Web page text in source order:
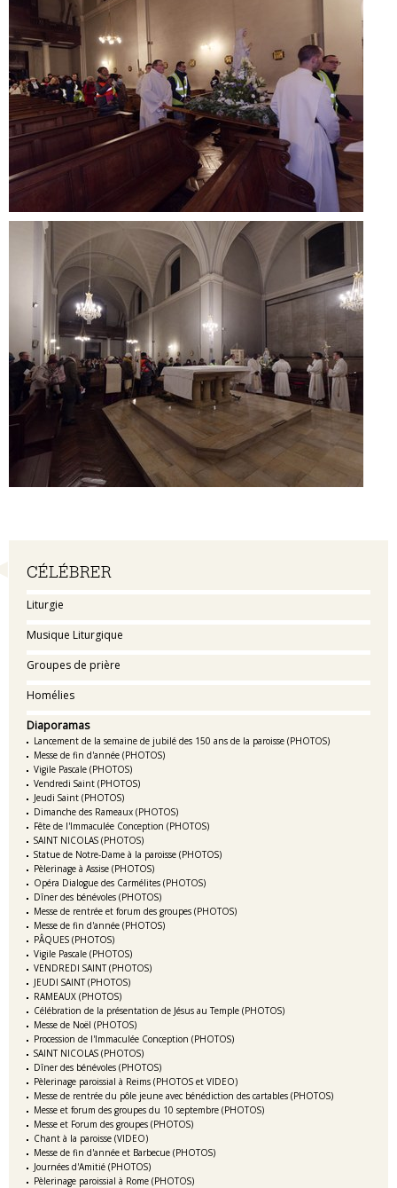
Navigation
CÉLÉBRER
Liturgie
Musique Liturgique
Groupes de prière
Homélies
Diaporamas
Lancement de la semaine de jubilé des 150 ans de la paroisse (PHOTOS)
Messe de fin d'année (PHOTOS)
Vigile Pascale (PHOTOS)
Vendredi Saint (PHOTOS)
Jeudi Saint (PHOTOS)
Dimanche des Rameaux (PHOTOS)
Fête de l'Immaculée Conception (PHOTOS)
SAINT NICOLAS (PHOTOS)
Statue de Notre-Dame à la paroisse (PHOTOS)
Pèlerinage à Assise (PHOTOS)
Opéra Dialogue des Carmélites (PHOTOS)
Dîner des bénévoles (PHOTOS)
Messe de rentrée et forum des groupes (PHOTOS)
Messe de fin d'année (PHOTOS)
PÂQUES (PHOTOS)
Vigile Pascale (PHOTOS)
VENDREDI SAINT (PHOTOS)
JEUDI SAINT (PHOTOS)
RAMEAUX (PHOTOS)
Célébration de la présentation de Jésus au Temple (PHOTOS)
Messe de Noël (PHOTOS)
Procession de l'Immaculée Conception (PHOTOS)
SAINT NICOLAS (PHOTOS)
Dîner des bénévoles (PHOTOS)
Pèlerinage paroissial à Reims (PHOTOS et VIDEO)
Messe de rentrée du pôle jeune avec bénédiction des cartables (PHOTOS)
Messe et forum des groupes du 10 septembre (PHOTOS)
Messe et Forum des groupes (PHOTOS)
Chant à la paroisse (VIDEO)
Messe de fin d'année et Barbecue (PHOTOS)
Journées d'Amitié (PHOTOS)
Pèlerinage paroissial à Rome (PHOTOS)